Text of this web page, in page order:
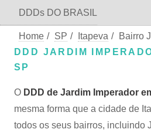
DDDs DO BRASIL
Home / SP / Itapeva /
Bairro
DDD JARDIM
SP
O DDD de Jardim Imperador
mesma forma que a cidade de
todos os seus bairros, incluindo